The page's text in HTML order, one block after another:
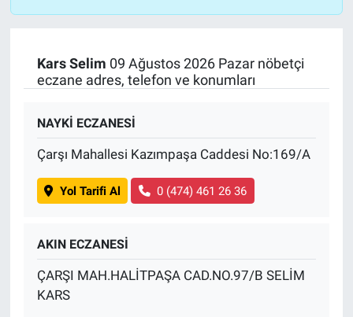
Kars Selim 09 Ağustos 2026 Pazar nöbetçi
eczane adres, telefon ve konumları
NAYKİ ECZANESİ
Çarşı Mahallesi Kazımpaşa Caddesi No:169/A
Yol Tarifi Al 0 (474) 461 26 36
AKIN ECZANESİ
ÇARŞI MAH.HALİTPAŞA CAD.NO.97/B SELİM
KARS